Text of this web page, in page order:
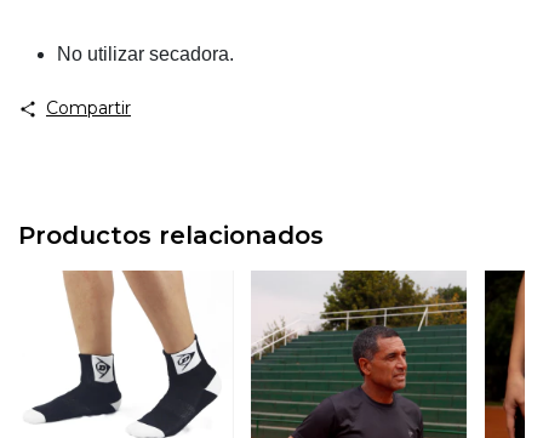
No utilizar secadora.
Compartir
Productos relacionados